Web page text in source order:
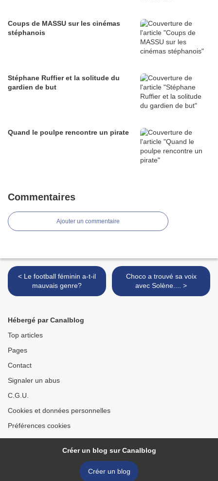
Coups de MASSU sur les cinémas
stéphanois
Stéphane Ruffier et la solitude du
gardien de but
Quand le poulpe rencontre un pirate
Commentaires
Ajouter un commentaire
< Le football féminin a-t-il
mauvais genre?
Choco a trouvé sa voix
avec Solène.... >
Hébergé par Canalblog
Top articles
Pages
Contact
Signaler un abus
C.G.U.
Cookies et données personnelles
Préférences cookies
Créer un blog sur Canalblog
Créer un blog